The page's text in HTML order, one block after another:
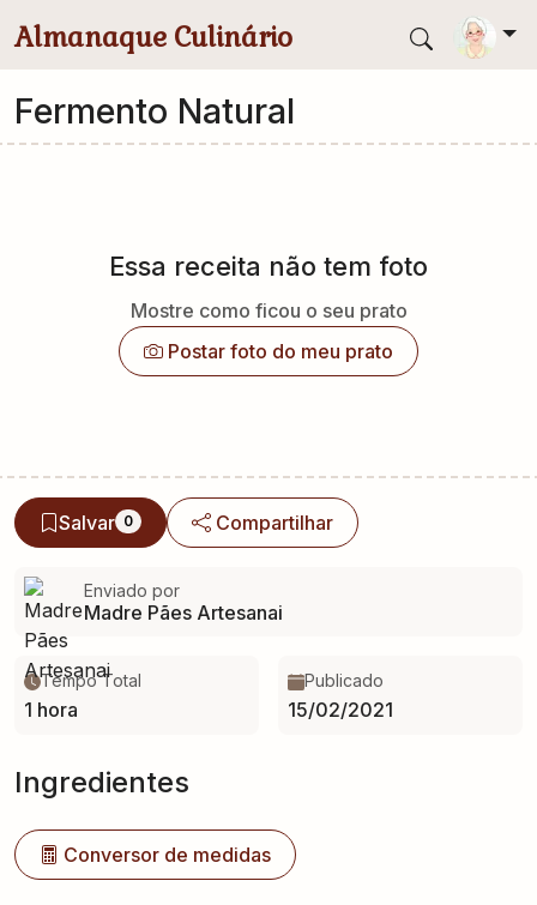
Almanaque Culinário
Fermento Natural
Essa receita não tem foto
Mostre como ficou o seu prato
Postar foto do meu prato
Salvar 0 Compartilhar
Enviado por
Madre Pães Artesanai
Tempo Total
1 hora
Publicado
15/02/2021
Ingredientes
Conversor de medidas